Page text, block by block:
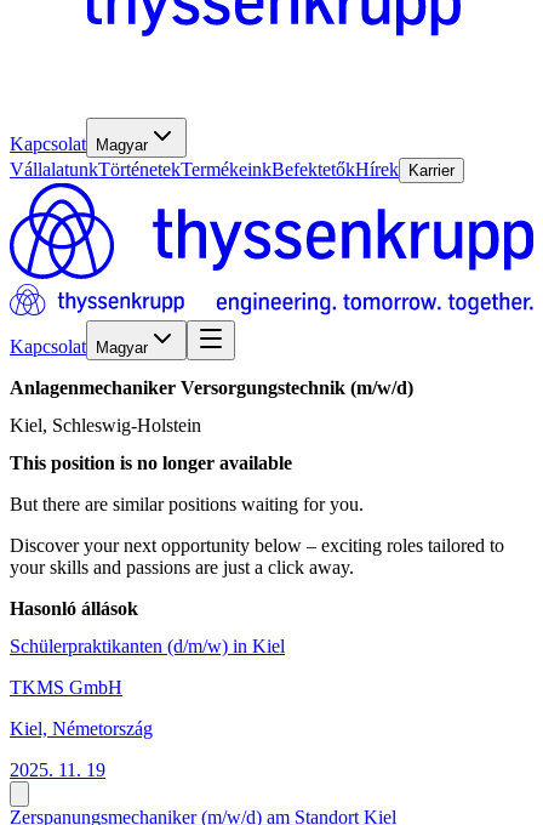
Kapcsolat Magyar
VállalatunkTörténetekTermékeinkBefektetőkHírek Karrier
Kapcsolat Magyar
Anlagenmechaniker Versorgungstechnik (m/w/d)
Kiel, Schleswig-Holstein
This position is no longer available
But there are similar positions waiting for you.
Discover your next opportunity below – exciting roles tailored to
your skills and passions are just a click away.
Hasonló állások
Schülerpraktikanten (d/m/w) in Kiel
TKMS GmbH
Kiel, Németország
2025. 11. 19
Zerspanungsmechaniker (m/w/d) am Standort Kiel